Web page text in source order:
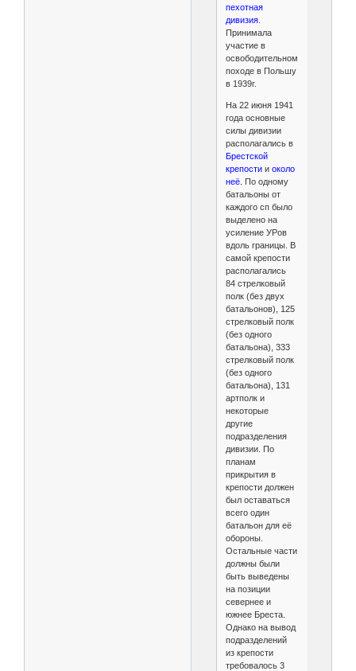
пехотная
дивизия.
Принимала
участие в
освободительном
походе в Польшу
в 1939г.
На 22 июня 1941
года основные
силы дивизии
располагались в
Брестской
крепостии около
неё. По одному
батальоны от
каждого сп было
выделено на
усиление УРов
вдоль границы. В
самой крепости
располагались
84 стрелковый
полк (без двух
батальонов), 125
стрелковый полк
(без одного
батальона), 333
стрелковый полк
(без одного
батальона), 131
артполк и
некоторые
другие
подразделения
дивизии. По
планам
прикрытия в
крепости должен
был оставаться
всего один
батальон для её
обороны.
Остальные части
должны были
быть выведены
на позиции
севернее и
южнее Бреста.
Однако на вывод
подразделений
из крепости
требовалось 3